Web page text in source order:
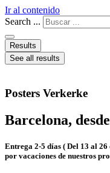
Ir al contenido
Search ...
Results
See all results
Posters Verkerke
Barcelona,
Entrega 2-5 días ( Del 13 al 26
por vacaciones de nuestros